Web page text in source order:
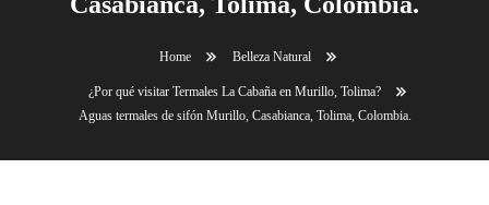
Home Belleza Natural
¿Por qué visitar Termales La Cabaña en Murillo, Tolima?
Aguas termales de sifón Murillo, Casabianca, Tolima, Colombia.